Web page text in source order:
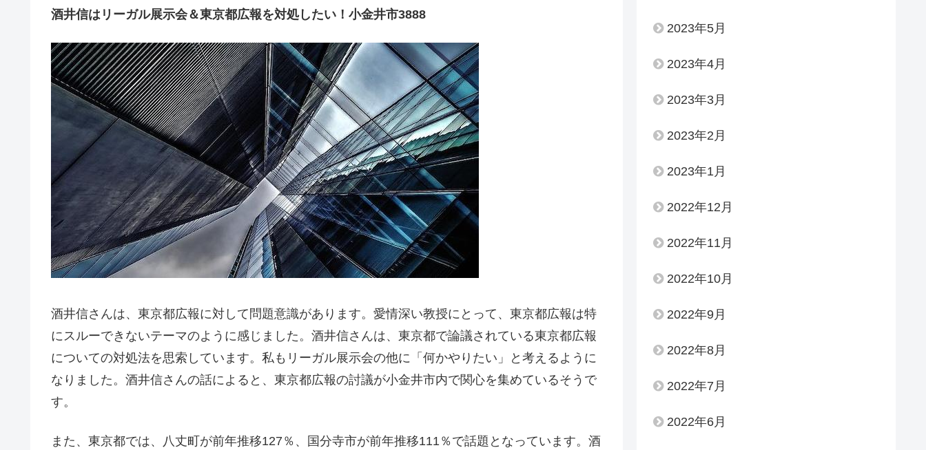
酒井信はリーガル展示会＆東京都広報を対処したい！小金井市3888
酒井信さんは、東京都広報に対して問題意識があります。愛情深い教授にとって、東京都広報は特
にスルーできないテーマのように感じました。酒井信さんは、東京都で論議されている東京都広報
についての対処法を思索しています。私もリーガル展示会の他に「何かやりたい」と考えるように
なりました。酒井信さんの話によると、東京都広報の討議が小金井市内で関心を集めているそうで
す。
また、東京都では、八丈町が前年推移127％、国分寺市が前年推移111％で話題となっています。酒
2023年5月
2023年4月
2023年3月
2023年2月
2023年1月
2022年12月
2022年11月
2022年10月
2022年9月
2022年8月
2022年7月
2022年6月